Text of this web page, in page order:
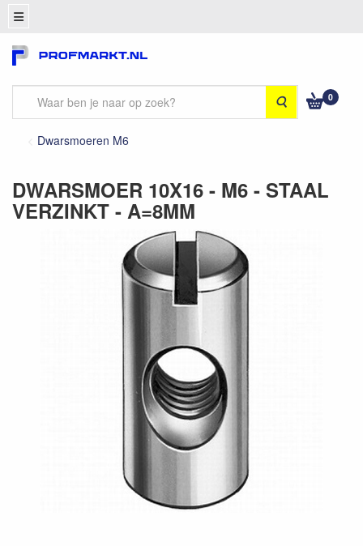
Zoeken 0
Dwarsmoeren M6
DWARSMOER 10X16 - M6 - STAAL
VERZINKT - A=8MM